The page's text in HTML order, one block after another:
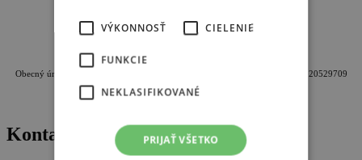
Obecný úrad Lovča, Geromettova 95, 96621 Lovča, IČO: 00320820, DIČ: 2020529709
Kontakty
VÝKONNOSŤ CIELENIE
FUNKCIE
NEKLASIFIKOVANÉ
PRIJAŤ VŠETKO